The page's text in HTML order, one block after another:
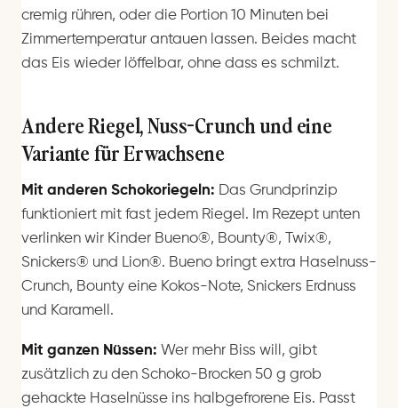
cremig rühren, oder die Portion 10 Minuten bei
Zimmertemperatur antauen lassen. Beides macht
das Eis wieder löffelbar, ohne dass es schmilzt.
Andere Riegel, Nuss-Crunch und eine
Variante für Erwachsene
Mit anderen Schokoriegeln: Das Grundprinzip
funktioniert mit fast jedem Riegel. Im Rezept unten
verlinken wir Kinder Bueno®, Bounty®, Twix®,
Snickers® und Lion®. Bueno bringt extra Haselnuss-
Crunch, Bounty eine Kokos-Note, Snickers Erdnuss
und Karamell.
Mit ganzen Nüssen: Wer mehr Biss will, gibt
zusätzlich zu den Schoko-Brocken 50 g grob
gehackte Haselnüsse ins halbgefrorene Eis. Passt